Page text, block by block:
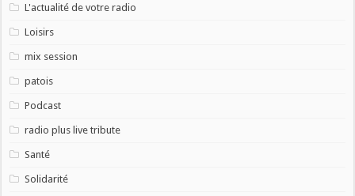
L'actualité de votre radio
Loisirs
mix session
patois
Podcast
radio plus live tribute
Santé
Solidarité